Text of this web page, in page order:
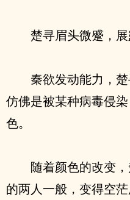
楚寻眉头微蹙，展
秦欲发动能力，
仿佛是被某种病毒侵
色。
随着颜色的改变
的两人一般，变得空茫